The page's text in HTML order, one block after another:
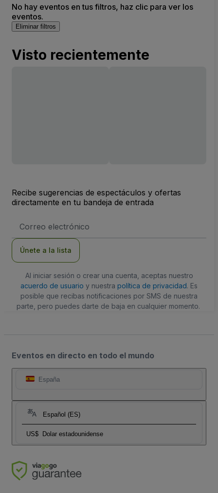
No hay eventos en tus filtros, haz clic para ver los
eventos.
Eliminar filtros
Visto recientemente
Recibe sugerencias de espectáculos y ofertas
directamente en tu bandeja de entrada
de
Únete a la lista
Al iniciar sesión o crear una cuenta, aceptas nuestro
acuerdo de usuario y nuestra política de privacidad. Es
posible que recibas notificaciones por SMS de nuestra
parte, pero puedes darte de baja en cualquier momento.
Eventos en directo en todo el mundo
España
Español (ES)
US$ Dolar estadounidense